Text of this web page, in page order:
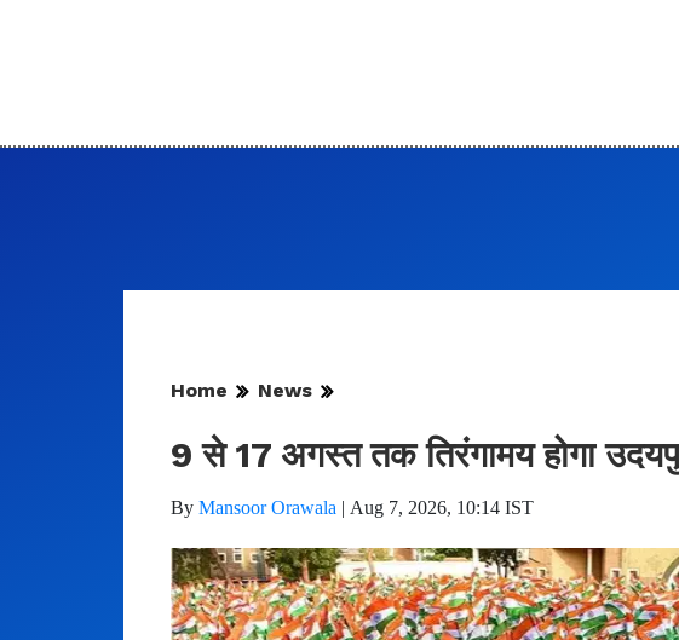
Home News
9 से 17 अगस्त तक तिरंगामय होगा
By Mansoor Orawala | Aug 7, 2026, 10:14 IST